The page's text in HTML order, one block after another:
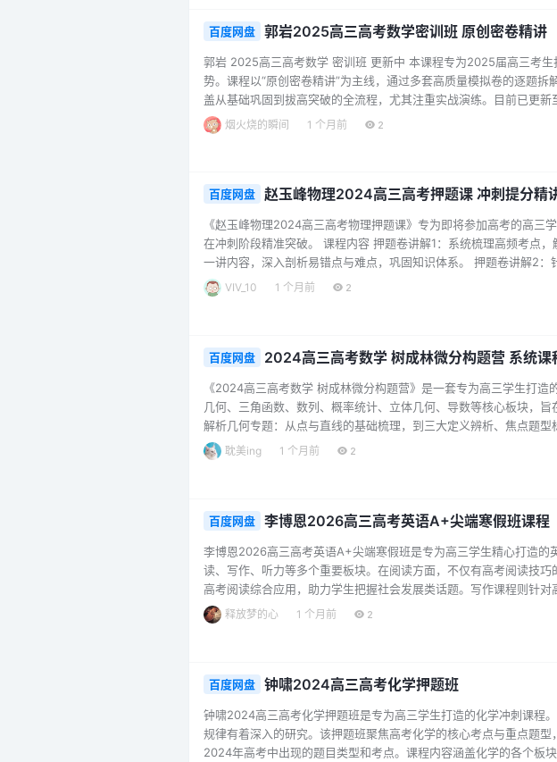
百度网盘 郭岩2025高三高考数学密训班 原创密卷精讲
郭岩 2025高三高考数学 密训班 更新中 本课程专为2025届高三考
势。课程以“原创密卷精讲”为主线，通过多套高质量模拟卷的逐题
盖从基础巩固到拔高突破的全流程，尤其注重实战演练。目前已更
生提供临场策略指导。具体目录如下： 第1节【第1讲】高考风向标
密卷精讲（二） 第3节【第3讲】高考风向标之原创密卷精讲（三）
烟火烧的瞬间 1 个月前 2
百度网盘 赵玉峰物理2024高三高考押题课 冲刺提分精
《赵玉峰物理2024高三高考物理押题课》专为即将参加高考的高三
在冲刺阶段精准突破。 课程内容 押题卷讲解1：系统梳理高频考点
一讲内容，深入剖析易错点与难点，巩固知识体系。 押题卷讲解2
程特色 紧扣高考命题方向，精选押题卷内容，覆盖力学、电磁学、
解题技巧，帮助考生快速识别题目陷阱。 讲解过程注重逻辑推导与
VIV_10 1 个月前 2
百度网盘 2024高三高考数学 树成林微分构题营 系统课
《2024高三高考数学 树成林微分构题营》是一套专为高三学生打
几何、三角函数、数列、概率统计、立体几何、导数等核心板块，
解析几何专题：从点与直线的基础梳理，到三大定义辨析、焦点题
础。 三角函数与数列：一节课解决三角公式与平移问题，数列部分
计算与逻辑能力。 概率统计与立体几何：排列组合插空捆绑法、二
耽美ing 1 个月前 2
百度网盘 李博恩2026高三高考英语A+尖端寒假班课程
李博恩2026高三高考英语A+尖端寒假班是专为高三学生精心打造的
读、写作、听力等多个重要板块。在阅读方面，不仅有高考阅读技
高考阅读综合应用，助力学生把握社会发展类话题。写作课程则针
学，帮助学生掌握写作要领。听力部分通过精练，提升学生的听力
课后复习巩固。李博恩老师凭借丰富的教学经验和独特的教学方法
释放梦的心 1 个月前 2
百度网盘 钟啸2024高三高考化学押题班
钟啸2024高三高考化学押题班是专为高三学生打造的化学冲刺课程
规律有着深入的研究。该押题班聚焦高考化学的核心考点与重点题
2024年高考中出现的题目类型和考点。课程内容涵盖化学的各个板